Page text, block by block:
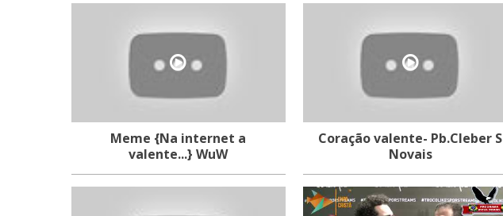
Meme {Na internet a
valente...} WuW
Coração valente- Pb.Cleber S
Novais